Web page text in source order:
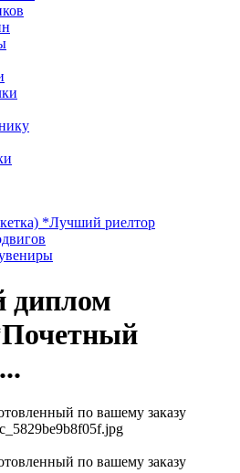
*Лучший риелтор
диплом
по вашему заказу
по вашему заказу